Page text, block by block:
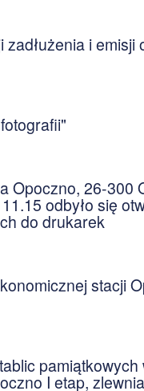
i emisji
Opoczno, 26-300
odbyło się
do drukarek
stacji
I etap,